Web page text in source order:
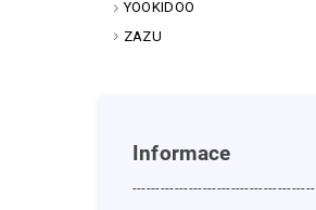
YOOKIDOO
ZAZU
Informace
---------------------------------------